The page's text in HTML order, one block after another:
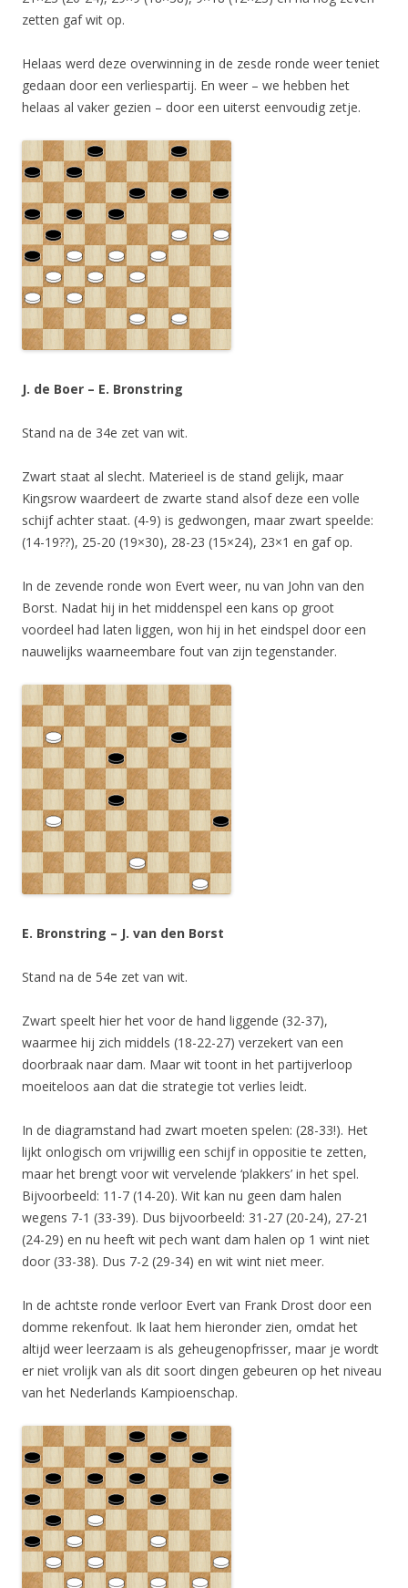
zetten gaf wit op.
Helaas werd deze overwinning in de zesde ronde weer teniet
gedaan door een verliespartij. En weer – we hebben het
helaas al vaker gezien – door een uiterst eenvoudig zetje.
J. de Boer – E. Bronstring
Stand na de 34e zet van wit.
Zwart staat al slecht. Materieel is de stand gelijk, maar
Kingsrow waardeert de zwarte stand alsof deze een volle
schijf achter staat. (4-9) is gedwongen, maar zwart speelde:
(14-19??), 25-20 (19×30), 28-23 (15×24), 23×1 en gaf op.
In de zevende ronde won Evert weer, nu van John van den
Borst. Nadat hij in het middenspel een kans op groot
voordeel had laten liggen, won hij in het eindspel door een
nauwelijks waarneembare fout van zijn tegenstander.
E. Bronstring – J. van den Borst
Stand na de 54e zet van wit.
Zwart speelt hier het voor de hand liggende (32-37),
waarmee hij zich middels (18-22-27) verzekert van een
doorbraak naar dam. Maar wit toont in het partijverloop
moeiteloos aan dat die strategie tot verlies leidt.
In de diagramstand had zwart moeten spelen: (28-33!). Het
lijkt onlogisch om vrijwillig een schijf in oppositie te zetten,
maar het brengt voor wit vervelende ‘plakkers’ in het spel.
Bijvoorbeeld: 11-7 (14-20). Wit kan nu geen dam halen
wegens 7-1 (33-39). Dus bijvoorbeeld: 31-27 (20-24), 27-21
(24-29) en nu heeft wit pech want dam halen op 1 wint niet
door (33-38). Dus 7-2 (29-34) en wit wint niet meer.
In de achtste ronde verloor Evert van Frank Drost door een
domme rekenfout. Ik laat hem hieronder zien, omdat het
altijd weer leerzaam is als geheugenopfrisser, maar je wordt
er niet vrolijk van als dit soort dingen gebeuren op het niveau
van het Nederlands Kampioenschap.